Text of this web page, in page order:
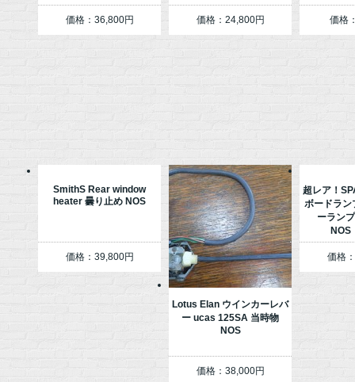
価格：36,800円 価格：24,800円 価格
SmithS Rear window
heater 曇り止め NOS
価格：39,800円
Lotus Elan ウインカーレバ
ー ucas 125SA 当時物
NOS
価格：38,000円
超レア！
ボードラン
ーラン
NOS
価格